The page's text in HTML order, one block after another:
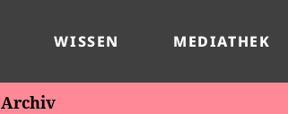
WISSEN MEDIATHEK
Archiv